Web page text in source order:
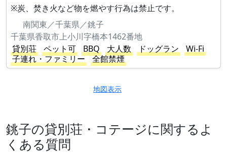
※炭、焚き火など物を燃やす行為は禁止です。
南関東／千葉県／銚子
千葉県香取市上小川字橋本1462番地
貸別荘
ペット可 BBQ 大人数 ドッグラン
Wi-Fi
子連れ・ファミリー
全館禁煙
地図表示
銚子の貸別荘・コテージに関するよ
くある質問